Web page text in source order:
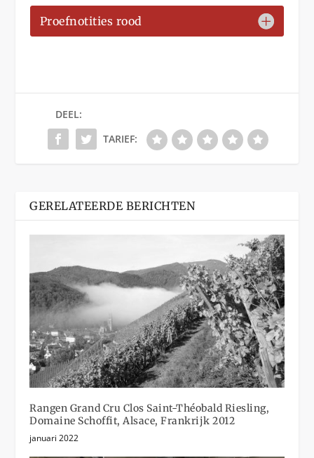
Proefnotities rood
DEEL:
TARIEF:
GERELATEERDE BERICHTEN
Rangen Grand Cru Clos Saint-Théobald Riesling,
Domaine Schoffit, Alsace, Frankrijk 2012
januari 2022